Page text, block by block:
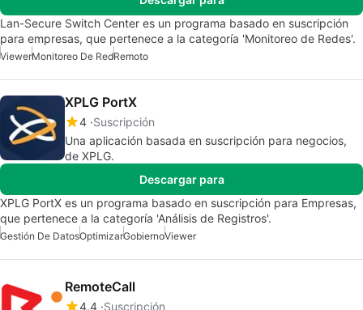
Lan-Secure Switch Center es un programa basado en suscripción
para empresas, que pertenece a la categoría 'Monitoreo de Redes'.
ViewerMonitoreo De RedRemoto
XPLG PortX
4 Suscripción
Una aplicación basada en suscripción para negocios,
de XPLG.
Descargar para
XPLG PortX es un programa basado en suscripción para Empresas,
que pertenece a la categoría 'Análisis de Registros'.
Gestión De DatosOptimizarGobiernoViewer
RemoteCall
4.4 Suscripción